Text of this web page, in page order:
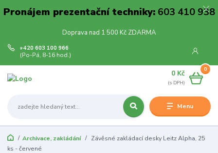
Pronájem prezentační techniky:603 410 938
Doprava nad 1 500 Kč ZDARMA
Menu
+420 603 100 966
(Po-Pá, 8-16 hod.)
0
0 Kč
Archivace, zakládání
Závěsné zakládací desky Leitz Alpha, 25
ks - červené